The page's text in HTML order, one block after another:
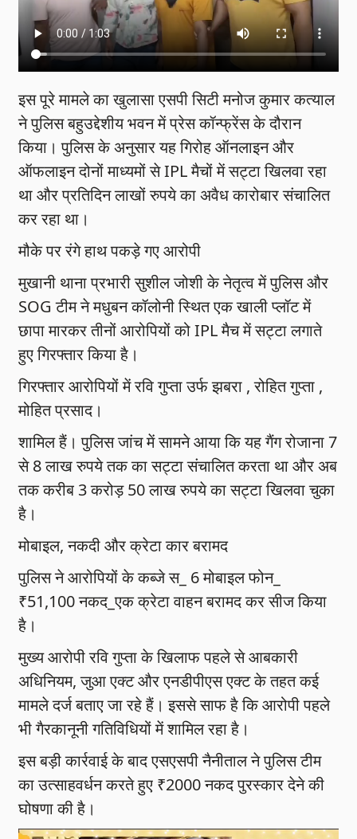
इस पूरे मामले का खुलासा एसपी सिटी मनोज कुमार कत्याल
ने पुलिस बहुउद्देशीय भवन में प्रेस कॉन्फ्रेंस के दौरान
किया। पुलिस के अनुसार यह गिरोह ऑनलाइन और
ऑफलाइन दोनों माध्यमों से IPL मैचों में सट्टा खिलवा रहा
था और प्रतिदिन लाखों रुपये का अवैध कारोबार संचालित
कर रहा था।
मौके पर रंगे हाथ पकड़े गए आरोपी
मुखानी थाना प्रभारी सुशील जोशी के नेतृत्व में पुलिस और
SOG टीम ने मधुबन कॉलोनी स्थित एक खाली प्लॉट में
छापा मारकर तीनों आरोपियों को IPL मैच में सट्टा लगाते
हुए गिरफ्तार किया है।
गिरफ्तार आरोपियों में रवि गुप्ता उर्फ झबरा , रोहित गुप्ता ,
मोहित प्रसाद।
शामिल हैं। पुलिस जांच में सामने आया कि यह गैंग रोजाना 7
से 8 लाख रुपये तक का सट्टा संचालित करता था और अब
तक करीब 3 करोड़ 50 लाख रुपये का सट्टा खिलवा चुका
है।
मोबाइल, नकदी और क्रेटा कार बरामद
पुलिस ने आरोपियों के कब्जे स_ 6 मोबाइल फोन_
₹51,100 नकद_एक क्रेटा वाहन बरामद कर सीज किया
है।
मुख्य आरोपी रवि गुप्ता के खिलाफ पहले से आबकारी
अधिनियम, जुआ एक्ट और एनडीपीएस एक्ट के तहत कई
मामले दर्ज बताए जा रहे हैं। इससे साफ है कि आरोपी पहले
भी गैरकानूनी गतिविधियों में शामिल रहा है।
इस बड़ी कार्रवाई के बाद एसएसपी नैनीताल ने पुलिस टीम
का उत्साहवर्धन करते हुए ₹2000 नकद पुरस्कार देने की
घोषणा की है।